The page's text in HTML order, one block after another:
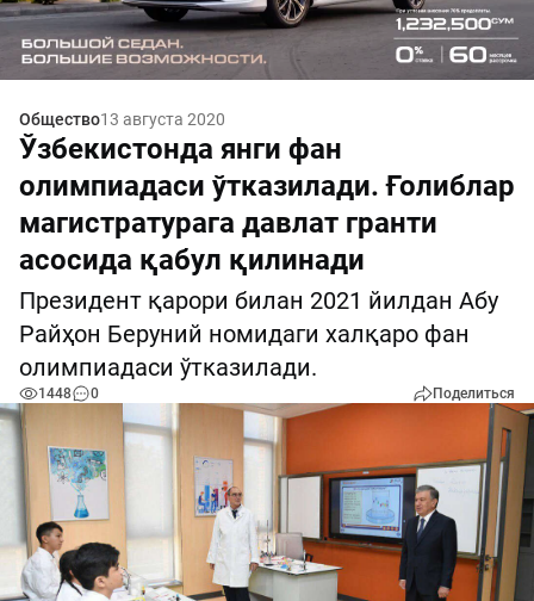
Общество13 августа 2020
Ўзбекистонда янги фан
олимпиадаси ўтказилади. Ғолиблар
магистратурага давлат гранти
асосида қабул қилинади
Президент қарори билан 2021 йилдан Абу
Райҳон Беруний номидаги халқаро фан
олимпиадаси ўтказилади.
1448 0 Поделиться